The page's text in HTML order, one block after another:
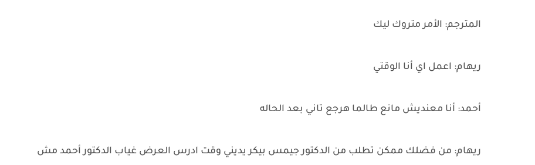
المترجم: الأمر متروك ليك
ريهام: اعمل اي أنا الوقتي
أحمد: أنا معنديش مانع طالما هرجع تاني بعد الحاله
ريهام: من فضلك ممكن تطلب من الدكتور جيمس بيكر يديني وقت ادرس العرض غياب الدكتور أحمد مش